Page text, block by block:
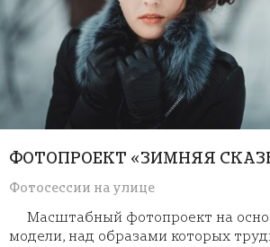
ФОТОПРОЕКТ «ЗИМНЯЯ
Фотосессии на улице
Масштабный фотопроект на
модели, над образами которых